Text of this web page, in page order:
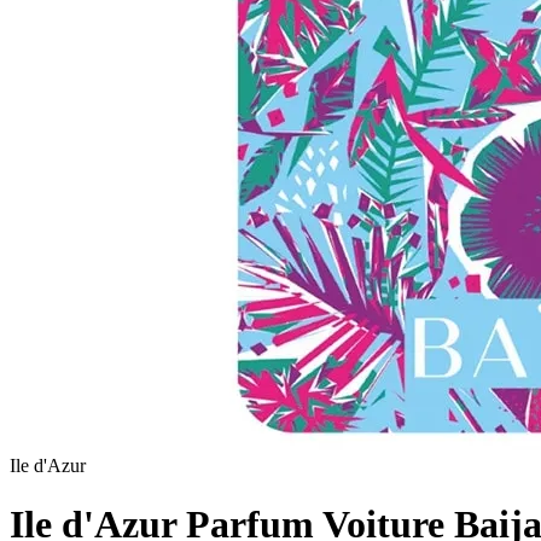
Ile d'Azur
Ile d'Azur Parfum Voiture Baija